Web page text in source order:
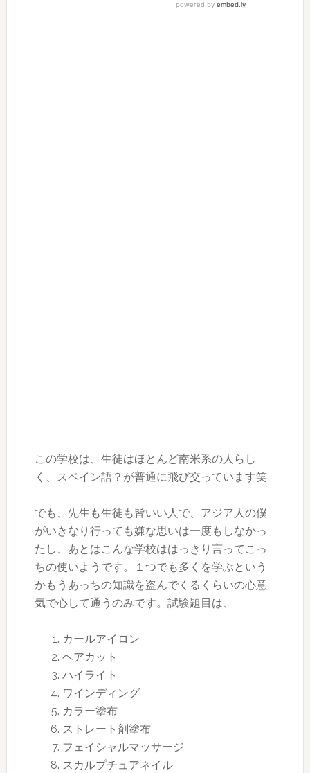
この学校は、生徒はほとんど南米系の人らし
く、スペイン語？が普通に飛び交っています笑
でも、先生も生徒も皆いい人で、アジア人の僕
がいきなり行っても嫌な思いは一度もしなかっ
たし、あとはこんな学校ははっきり言ってこっ
ちの使いようです。１つでも多くを学ぶという
かもうあっちの知識を盗んでくるくらいの心意
気で心して通うのみです。試験題目は、
カールアイロン
ヘアカット
ハイライト
ワインディング
カラー塗布
ストレート剤塗布
フェイシャルマッサージ
スカルプチュアネイル